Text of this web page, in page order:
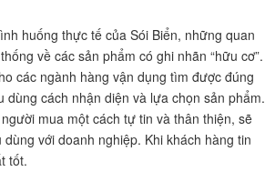
huống thực tế của Sói Biển, những quan
về các sản phẩm có ghi nhãn “hữu cơ”.
các ngành hàng vận dụng tìm được đúng
cách nhận diện và lựa chọn sản phẩm.
mua một cách tự tin và thân thiện, sẽ
với doanh nghiệp. Khi khách hàng tin
tốt.